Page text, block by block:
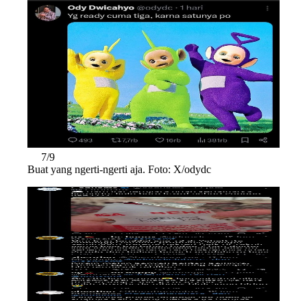
7/9
Buat yang ngerti-ngerti aja. Foto: X/odydc